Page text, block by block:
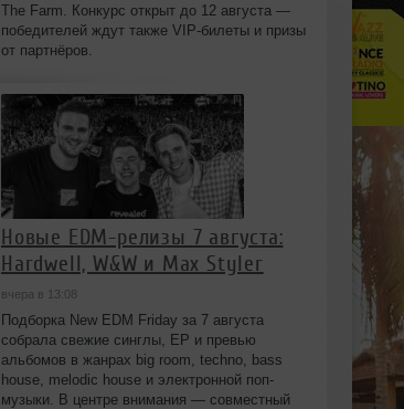
The Farm. Конкурс открыт до 12 августа —
победителей ждут также VIP‑билеты и призы
от партнёров.
Новые EDM-релизы 7 августа:
Hardwell, W&W и Max Styler
вчера в 13:08
Подборка New EDM Friday за 7 августа
собрала свежие синглы, EP и превью
альбомов в жанрах big room, techno, bass
house, melodic house и электронной поп-
музыки. В центре внимания — совместный